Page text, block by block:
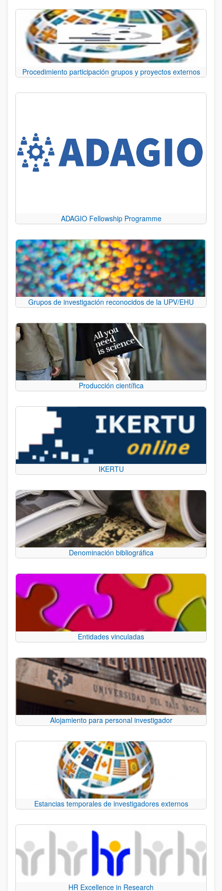
Procedimiento participación grupos y proyectos externos
ADAGIO Fellowship Programme
Grupos de investigación reconocidos de la UPV/EHU
Producción científica
IKERTU
Denominación bibliográfica
Entidades vinculadas
Alojamiento para personal investigador
Estancias temporales de investigadores externos
HR Excellence in Research